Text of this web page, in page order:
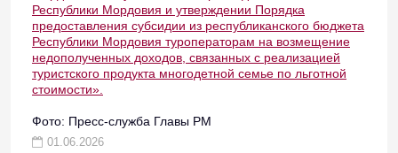
Республики Мордовия и утверждении Порядка
предоставления субсидии из республиканского бюджета
Республики Мордовия туроператорам на возмещение
недополученных доходов, связанных с реализацией
туристского продукта многодетной семье по льготной
стоимости».
Фото: Пресс-служба Главы РМ
01.06.2026